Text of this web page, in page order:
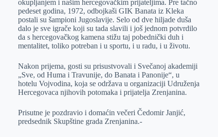
okupljanjem i našim hercegovačkim prijateljima. Pre tačno
pedeset godina, 1972, odbojkaši GIK Banata iz Kleka
postali su šampioni Jugoslavije. Selo od dve hiljade duša
dalo je sve igrače koji su tada slavili i još jednom potvrdilo
da s hercegovačkog kamena stižu taj pobednički duh i
mentalitet, toliko potreban i u sportu, i u radu, i u životu.
Nakon prijema, gosti su prisustvovali i Svečanoj akademiji
„Sve, od Huma i Travunije, do Banata i Panonije“, u
hotelu Vojvodina, koja se održava u organizaciji Udruženja
Hercegovaca njihovih potomaka i prijatelja Zrenjanina.
Prisutne je pozdravio i domaćin večeri Čedomir Janjić,
predsednik Skupštine grada Zrenjanina.-